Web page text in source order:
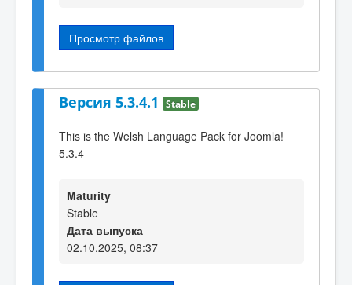
Просмотр файлов
Версия 5.3.4.1 Stable
This is the Welsh Language Pack for Joomla!
5.3.4
Maturity
Stable
Дата выпуска
02.10.2025, 08:37